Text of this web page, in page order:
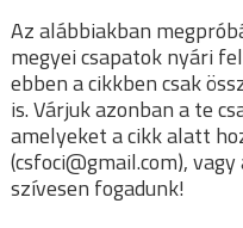
Az alábbiakban
megyei csapatok nyári
ebben a cikkben csak
is. Várjuk azonban a te
amelyeket a cikk alatt
(csfoci@gmail.com),
szívesen fogadunk!